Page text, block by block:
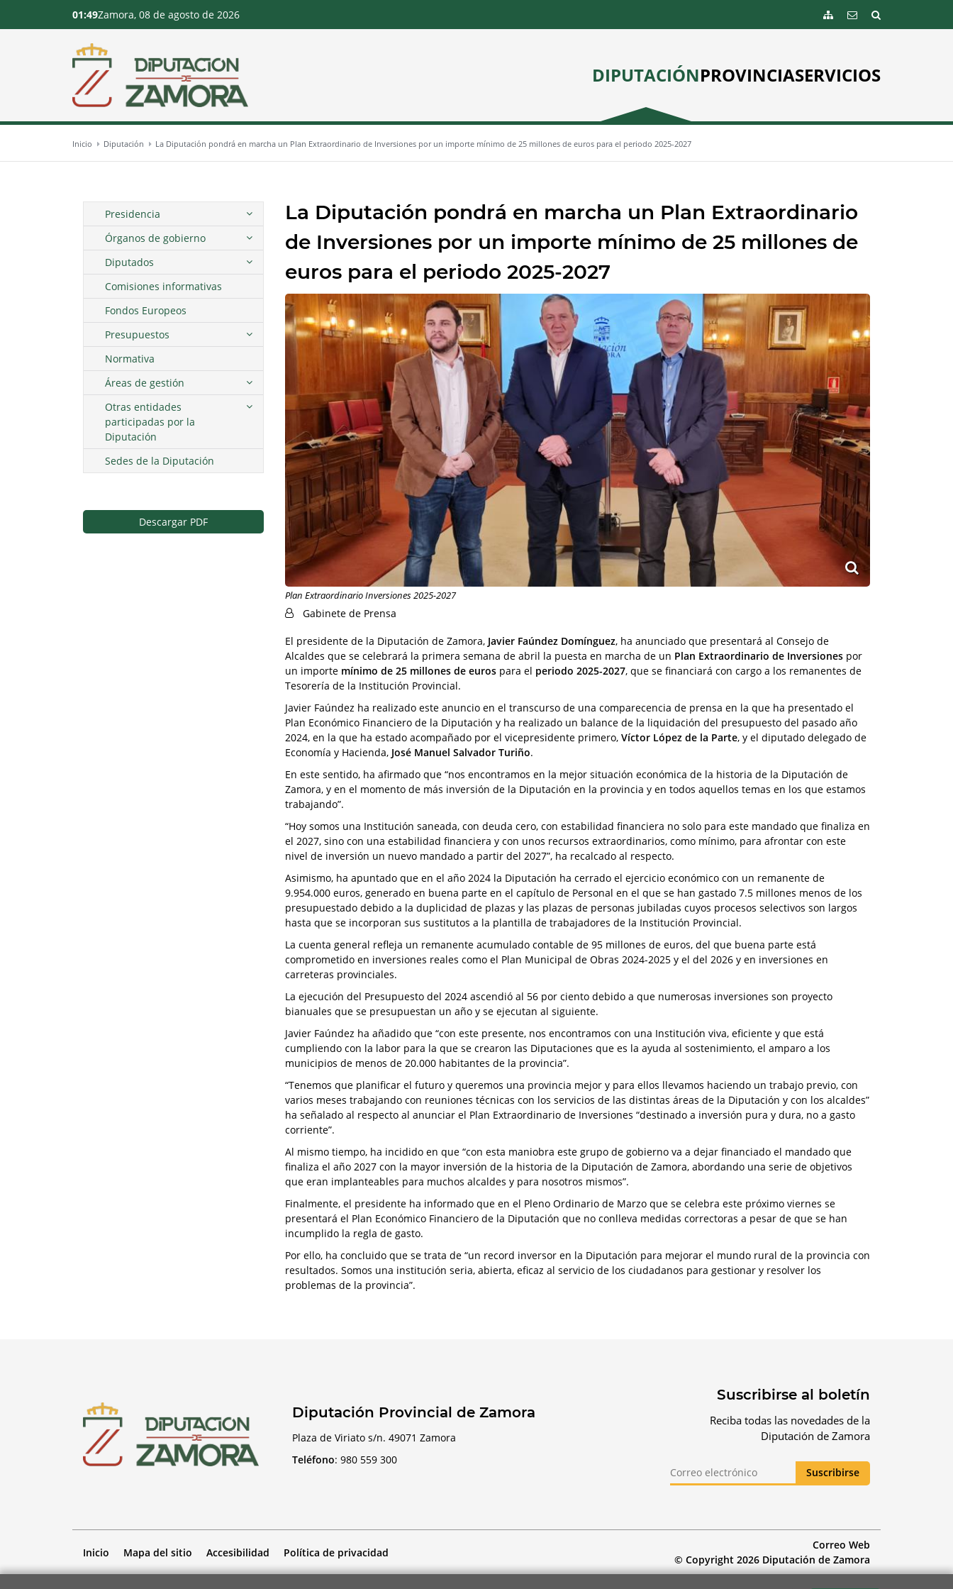
DIPUTACIÓNPROVINCIASERVICIOS
01:49Zamora, 08 de agosto de 2026
Inicio Diputación La Diputación pondrá en marcha un Plan Extraordinario de Inversiones por un importe mínimo de 25 millones de euros para el periodo 2025-2027
La Diputación pondrá en marcha un Plan Extraordinario
de Inversiones por un importe mínimo de 25 millones de
euros para el periodo 2025-2027
Plan Extraordinario Inversiones 2025-2027
Gabinete de Prensa
El presidente de la Diputación de Zamora, Javier Faúndez Domínguez, ha anunciado que presentará al Consejo de
Alcaldes que se celebrará la primera semana de abril la puesta en marcha de un Plan Extraordinario de Inversiones por
un importe mínimo de 25 millones de euros para el periodo 2025-2027, que se financiará con cargo a los remanentes de
Tesorería de la Institución Provincial.
Javier Faúndez ha realizado este anuncio en el transcurso de una comparecencia de prensa en la que ha presentado el
Plan Económico Financiero de la Diputación y ha realizado un balance de la liquidación del presupuesto del pasado año
2024, en la que ha estado acompañado por el vicepresidente primero, Víctor López de la Parte, y el diputado delegado de
Economía y Hacienda, José Manuel Salvador Turiño.
En este sentido, ha afirmado que “nos encontramos en la mejor situación económica de la historia de la Diputación de
Zamora, y en el momento de más inversión de la Diputación en la provincia y en todos aquellos temas en los que estamos
trabajando”.
“Hoy somos una Institución saneada, con deuda cero, con estabilidad financiera no solo para este mandado que finaliza en
el 2027, sino con una estabilidad financiera y con unos recursos extraordinarios, como mínimo, para afrontar con este
nivel de inversión un nuevo mandado a partir del 2027”, ha recalcado al respecto.
Asimismo, ha apuntado que en el año 2024 la Diputación ha cerrado el ejercicio económico con un remanente de
9.954.000 euros, generado en buena parte en el capítulo de Personal en el que se han gastado 7.5 millones menos de los
presupuestado debido a la duplicidad de plazas y las plazas de personas jubiladas cuyos procesos selectivos son largos
hasta que se incorporan sus sustitutos a la plantilla de trabajadores de la Institución Provincial.
La cuenta general refleja un remanente acumulado contable de 95 millones de euros, del que buena parte está
comprometido en inversiones reales como el Plan Municipal de Obras 2024-2025 y el del 2026 y en inversiones en
carreteras provinciales.
La ejecución del Presupuesto del 2024 ascendió al 56 por ciento debido a que numerosas inversiones son proyecto
bianuales que se presupuestan un año y se ejecutan al siguiente.
Javier Faúndez ha añadido que “con este presente, nos encontramos con una Institución viva, eficiente y que está
cumpliendo con la labor para la que se crearon las Diputaciones que es la ayuda al sostenimiento, el amparo a los
municipios de menos de 20.000 habitantes de la provincia”.
“Tenemos que planificar el futuro y queremos una provincia mejor y para ellos llevamos haciendo un trabajo previo, con
varios meses trabajando con reuniones técnicas con los servicios de las distintas áreas de la Diputación y con los alcaldes”
ha señalado al respecto al anunciar el Plan Extraordinario de Inversiones “destinado a inversión pura y dura, no a gasto
corriente”.
Al mismo tiempo, ha incidido en que “con esta maniobra este grupo de gobierno va a dejar financiado el mandado que
finaliza el año 2027 con la mayor inversión de la historia de la Diputación de Zamora, abordando una serie de objetivos
que eran implanteables para muchos alcaldes y para nosotros mismos”.
Finalmente, el presidente ha informado que en el Pleno Ordinario de Marzo que se celebra este próximo viernes se
presentará el Plan Económico Financiero de la Diputación que no conlleva medidas correctoras a pesar de que se han
incumplido la regla de gasto.
Por ello, ha concluido que se trata de “un record inversor en la Diputación para mejorar el mundo rural de la provincia con
resultados. Somos una institución seria, abierta, eficaz al servicio de los ciudadanos para gestionar y resolver los
problemas de la provincia”.
Presidencia
Órganos de gobierno
Diputados
Comisiones informativas
Fondos Europeos
Presupuestos
Normativa
Áreas de gestión
Otras entidades
participadas por la
Diputación
Sedes de la Diputación
Descargar PDF
Diputación Provincial de Zamora
Plaza de Viriato s/n. 49071 Zamora
Teléfono: 980 559 300
Suscribirse al boletín
Reciba todas las novedades de la
Diputación de Zamora
Inicio Mapa del sitio Accesibilidad Política de privacidad
Correo Web
© Copyright 2026 Diputación de Zamora